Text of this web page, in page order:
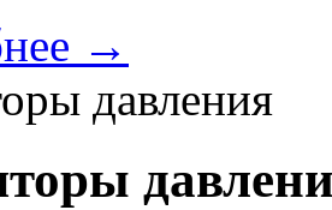
→
давления